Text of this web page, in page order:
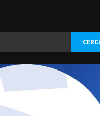
La magia del Minareto e
prima assoluta de
Belvedere. Il rapimento”
6 Agosto 2026 06:15
escluso dal campionato